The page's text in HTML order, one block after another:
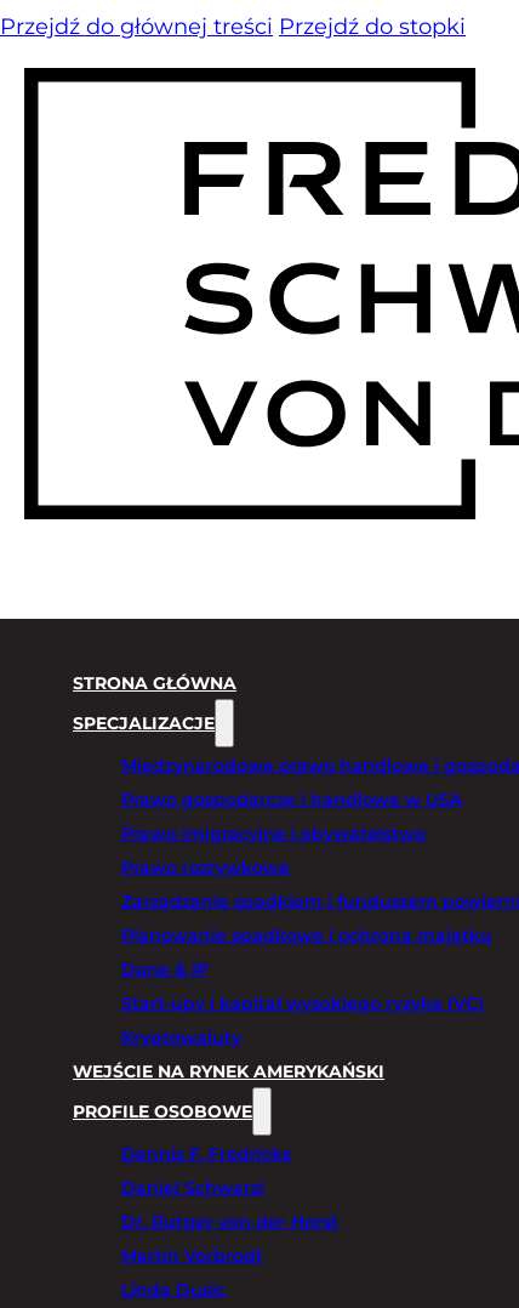
Przejdź do głównej treści Przejdź do stopki
STRONA GŁÓWNA
SPECJALIZACJE
Międzynarodowe prawo handlowe i
Prawo gospodarcze i handlowe w USA
Prawo imigracyjne i obywatelstwo
Prawo rozrywkowe
Zarządzanie spadkiem i funduszem
Planowanie spadkowe i ochrona majątku
Dane & IP
Start-upy i kapitał wysokiego ryzyka (VC)
Kryptowaluty
WEJŚCIE NA RYNEK AMERYKAŃSKI
PROFILE OSOBOWE
Dennis F. Fredricks
Daniel Schwarzl
Dr. Rutger von der Horst
Martin Vorbrodt
Linda Dusic